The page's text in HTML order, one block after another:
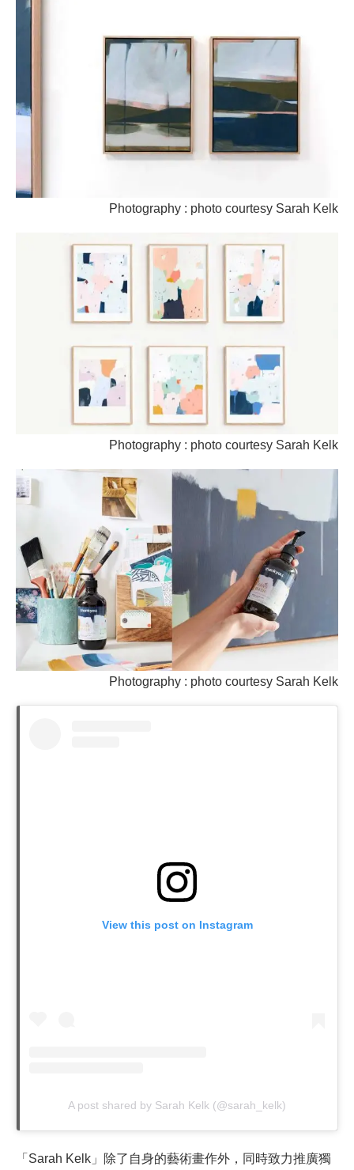
Photography : photo courtesy Sarah Kelk
Photography : photo courtesy Sarah Kelk
Photography : photo courtesy Sarah Kelk
View this post on Instagram
A post shared by Sarah Kelk (@sarah_kelk)
「Sarah Kelk」除了自身的藝術畫作外，同時致力推廣獨